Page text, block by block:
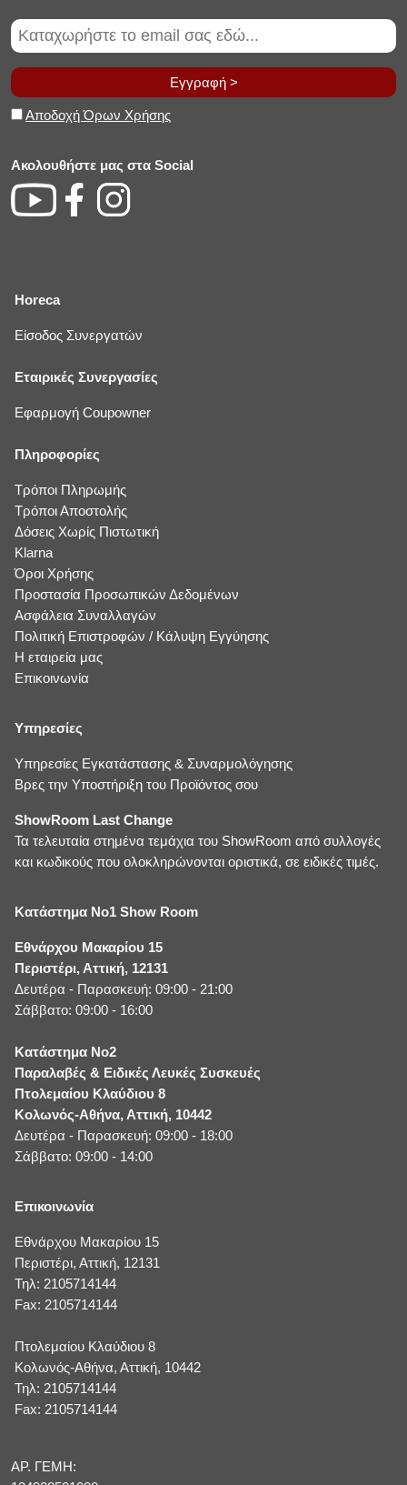
Εγγραφή >
Αποδοχή Όρων Χρήσης
Ακολουθήστε μας στα Social
Horeca
Είσοδος Συνεργατών
Εταιρικές Συνεργασίες
Εφαρμογή Coupowner
Πληροφορίες
Τρόποι Πληρωμής
Τρόποι Αποστολής
Δόσεις Χωρίς Πιστωτική
Klarna
Όροι Χρήσης
Προστασία Προσωπικών Δεδομένων
Ασφάλεια Συναλλαγών
Πολιτική Επιστροφών / Κάλυψη Εγγύησης
Η εταιρεία μας
Επικοινωνία
Υπηρεσίες
Υπηρεσίες Εγκατάστασης & Συναρμολόγησης
Βρες την Υποστήριξη του Προϊόντος σου
ShowRoom Last Change
Τα τελευταία στημένα τεμάχια του ShowRoom από συλλογές
και κωδικούς που ολοκληρώνονται οριστικά, σε ειδικές τιμές.
Κατάστημα No1 Show Room
Εθνάρχου Μακαρίου 15
Περιστέρι, Αττική, 12131
Δευτέρα - Παρασκευή: 09:00 - 21:00
Σάββατο: 09:00 - 16:00
Κατάστημα No2
Παραλαβές & Ειδικές Λευκές Συσκευές
Πτολεμαίου Κλαύδιου 8
Κολωνός-Αθήνα, Αττική, 10442
Δευτέρα - Παρασκευή: 09:00 - 18:00
Σάββατο: 09:00 - 14:00
Επικοινωνία
Εθνάρχου Μακαρίου 15
Περιστέρι, Αττική, 12131
Τηλ: 2105714144
Fax: 2105714144
Πτολεμαίου Κλαύδιου 8
Κολωνός-Αθήνα, Αττική, 10442
Τηλ: 2105714144
Fax: 2105714144
ΑΡ. ΓΕΜΗ: